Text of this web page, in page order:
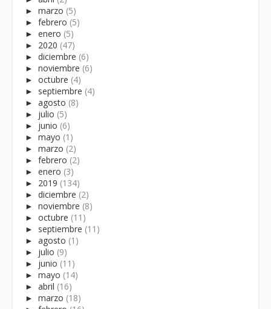
► marzo (5)
► febrero (5)
► enero (5)
► 2020 (47)
► diciembre (6)
► noviembre (6)
► octubre (4)
► septiembre (4)
► agosto (8)
► julio (5)
► junio (6)
► mayo (1)
► marzo (2)
► febrero (2)
► enero (3)
► 2019 (134)
► diciembre (2)
► noviembre (8)
► octubre (11)
► septiembre (11)
► agosto (1)
► julio (9)
► junio (11)
► mayo (14)
► abril (16)
► marzo (18)